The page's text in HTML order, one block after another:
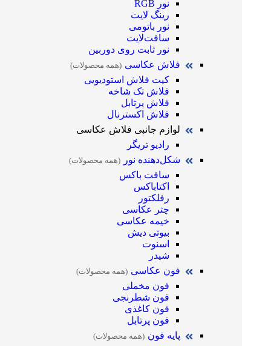
نور RGB
رینگ لایت
نور باتومی
سافت‌لایت
نور ثابت روی دوربین
فلاش عکاسی (همه محصولات)
کیت فلاش استودیویی
فلاش تک شاخه
فلاش پرتابل
فلاش اکسترنال
لوازم جانبی فلاش عکاسی
رادیو تریگر
شکل‌دهنده نور
(همه محصولات)
سافت باکس
اکتاباکس
رفلکتور
چتر عکاسی
خیمه عکاسی
بیوتی دیش
اسنوت
شیدر
فون عکاسی (همه محصولات)
فون مخملی
فون شطرنجی
فون کاغذی
فون پرتابل
پایه فون (همه محصولات)